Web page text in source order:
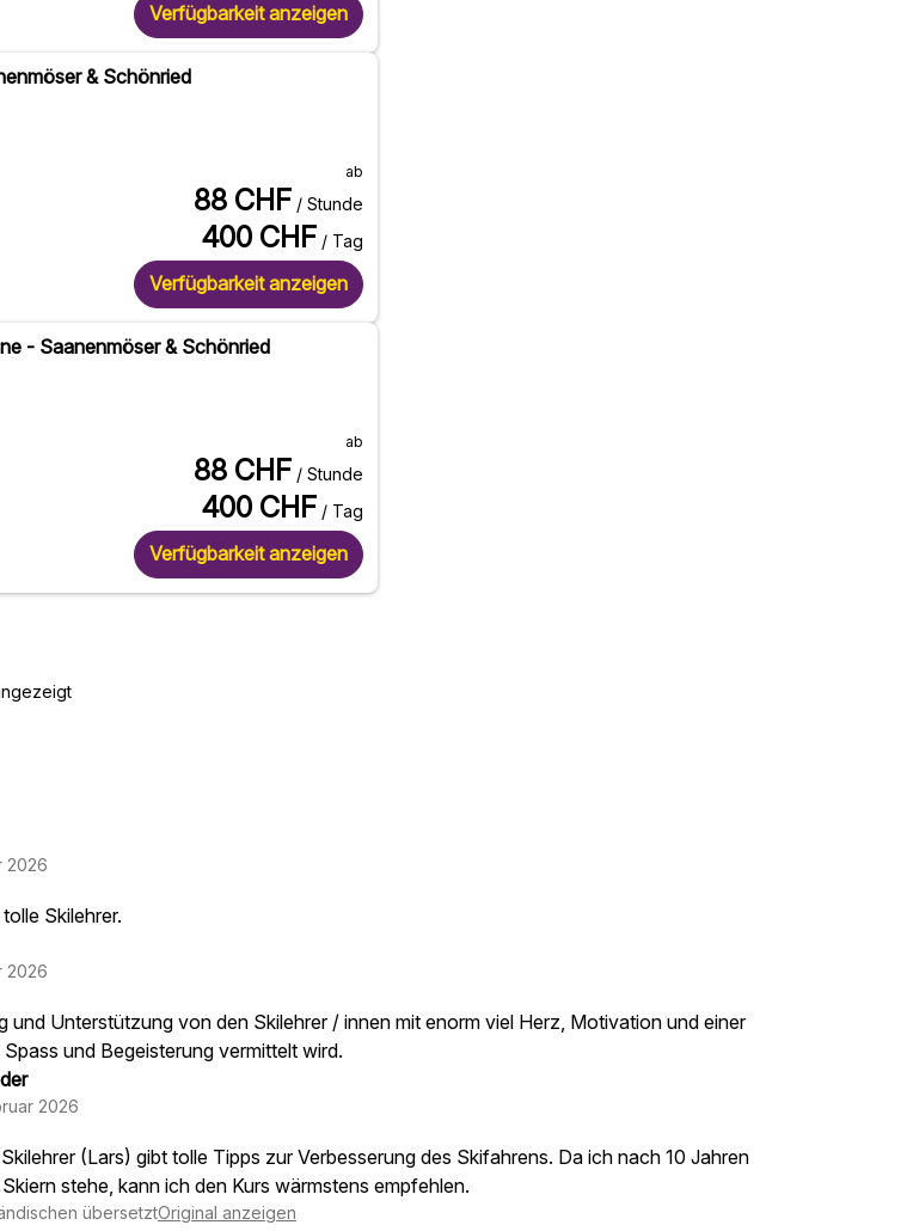
Verfügbarkeit anzeigen
& Schönried
ab
88 CHF / Stunde
400 CHF / Tag
Verfügbarkeit anzeigen
- Saanenmöser & Schönried
ab
88 CHF / Stunde
400 CHF / Tag
Verfügbarkeit anzeigen
2026
Skilehrer.
2026
und Unterstützung von den Skilehrer / innen mit enorm viel Herz, Motivation und einer
und Begeisterung vermittelt wird.
2026
(Lars) gibt tolle Tipps zur Verbesserung des Skifahrens. Da ich nach 10 Jahren
stehe, kann ich den Kurs wärmstens empfehlen.
übersetztOriginal anzeigen